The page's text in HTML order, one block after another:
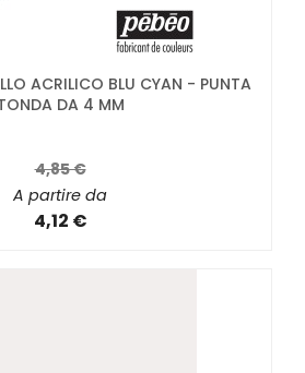
ACRILICO BLU CYAN - PUNTA
DA 4 MM
4,85 €
A partire da
4,12 €